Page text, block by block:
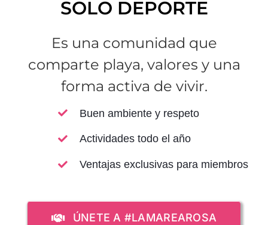
SOLO DEPORTE
Es una comunidad que
comparte playa, valores y una
forma activa de vivir.
Buen ambiente y respeto
Actividades todo el año
Ventajas exclusivas para miembros
ÚNETE A #LAMAREAROSA